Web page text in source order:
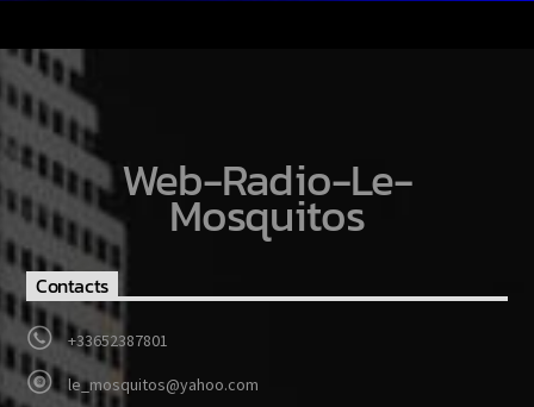
Web-Radio-Le-
Mosquitos
Contacts
+33652387801
le_mosquitos@yahoo.com